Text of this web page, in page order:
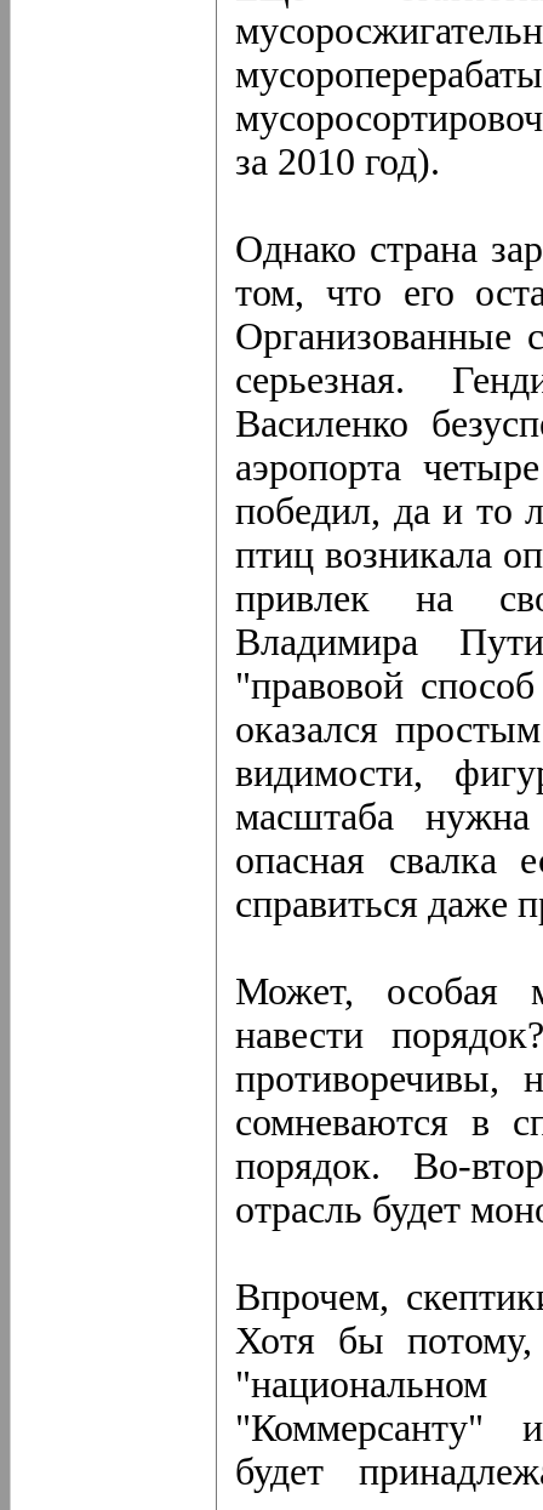
за 2010 год).
Однако страна
том, что его
Организованные
серьезная.
Василенко
аэропорта
победил, да и то
птиц возникала
привлек на
Владимира
"правовой
оказался
видимости,
масштаба
опасная
справиться даже
Может, особая
навести
противоречивы,
сомневаются в
порядок. Во-
отрасль будет
Впрочем,
Хотя бы потому,
"Коммерсанту"
будет